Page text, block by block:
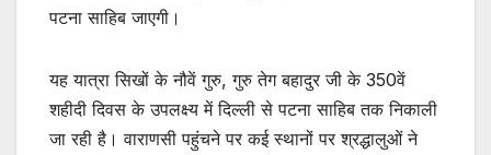
पटना साहिब जाएगी।
यह यात्रा सिखों के नौवें गुरु, गुरु तेग बहादुर जी के 350वें
शहीदी दिवस के उपलक्ष्य में दिल्ली से पटना साहिब तक निकाली
जा रही है। वाराणसी पहुंचने पर कई स्थानों पर श्रद्धालुओं ने